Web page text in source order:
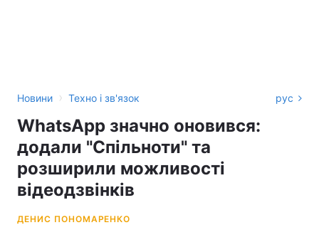
Новини › Техно і зв'язок рус
WhatsApp значно оновився:
додали "Спільноти" та
розширили можливості
відеодзвінків
ДЕНИС ПОНОМАРЕНКО